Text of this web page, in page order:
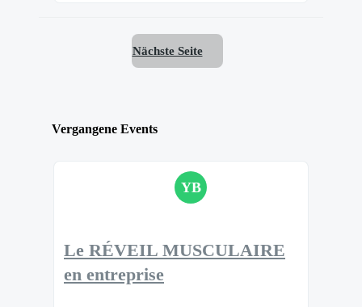
Nächste Seite
Vergangene Events
YB
Le RÉVEIL MUSCULAIRE
en entreprise